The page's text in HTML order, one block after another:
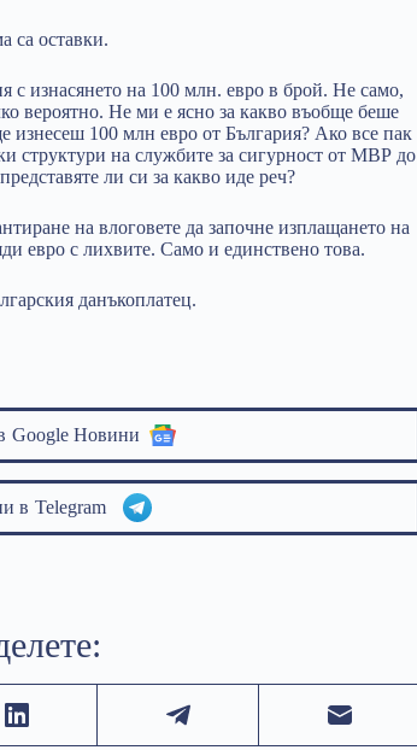
са оставки.
с изнасянето на 100 млн. евро в брой. Не само,
вероятно. Не ми е ясно за какво въобще беше
100 млн евро от България? Ако все пак
структури на службите за сигурност от МВР до
ли си за какво иде реч?
на влоговете да започне изплащането на
евро с лихвите. Само и единствено това.
данъкоплатец.
Google Новини
в Telegram